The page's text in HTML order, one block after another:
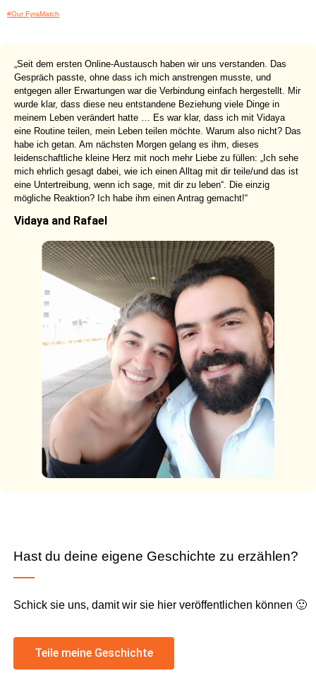
#Our FyraMatch
„Seit dem ersten Online-Austausch haben wir uns verstanden. Das
Gespräch passte, ohne dass ich mich anstrengen musste, und
entgegen aller Erwartungen war die Verbindung einfach hergestellt. Mir
wurde klar, dass diese neu entstandene Beziehung viele Dinge in
meinem Leben verändert hatte … Es war klar, dass ich mit Vidaya
eine Routine teilen, mein Leben teilen möchte. Warum also nicht? Das
habe ich getan. Am nächsten Morgen gelang es ihm, dieses
leidenschaftliche kleine Herz mit noch mehr Liebe zu füllen: „Ich sehe
mich ehrlich gesagt dabei, wie ich einen Alltag mit dir teile/und das ist
eine Untertreibung, wenn ich sage, mit dir zu leben“. Die einzig
mögliche Reaktion? Ich habe ihm einen Antrag gemacht!“
Vidaya and Rafael
Hast du deine eigene Geschichte zu erzählen?
Schick sie uns, damit wir sie hier veröffentlichen können 🙂
Teile meine Geschichte